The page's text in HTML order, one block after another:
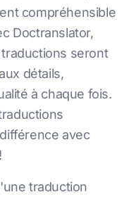
compréhensible
Doctranslator,
seront
détails,
à chaque fois.
avec
traduction